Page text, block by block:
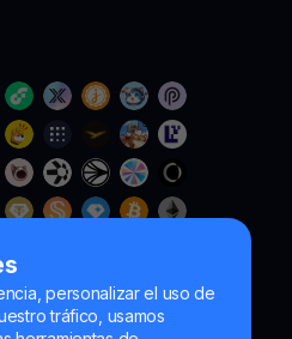
personalizar el uso de
tráfico, usamos